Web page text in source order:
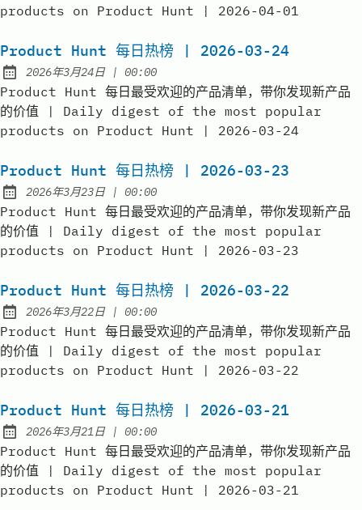
products on Product Hunt | 2026-04-01
Product Hunt 每日热榜 | 2026-03-24
Published:
2026年3月24日| at
00:00
Product Hunt 每日最受欢迎的产品清单，带你发现新产品
的价值 | Daily digest of the most popular
products on Product Hunt | 2026-03-24
Product Hunt 每日热榜 | 2026-03-23
Published:
2026年3月23日| at
00:00
Product Hunt 每日最受欢迎的产品清单，带你发现新产品
的价值 | Daily digest of the most popular
products on Product Hunt | 2026-03-23
Product Hunt 每日热榜 | 2026-03-22
Published:
2026年3月22日| at
00:00
Product Hunt 每日最受欢迎的产品清单，带你发现新产品
的价值 | Daily digest of the most popular
products on Product Hunt | 2026-03-22
Product Hunt 每日热榜 | 2026-03-21
Published:
2026年3月21日| at
00:00
Product Hunt 每日最受欢迎的产品清单，带你发现新产品
的价值 | Daily digest of the most popular
products on Product Hunt | 2026-03-21